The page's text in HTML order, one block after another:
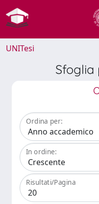
UNITesi
Sfoglia
Ordina per:
In ordine:
Risultati/Pagina